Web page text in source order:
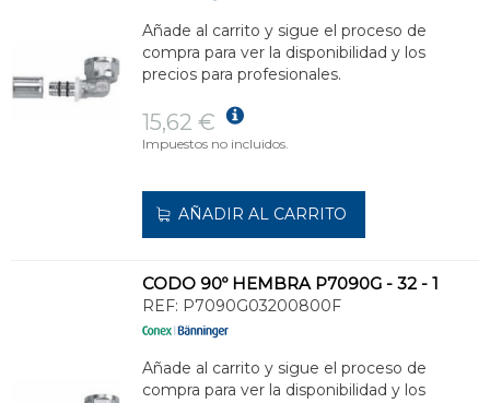
Añade al carrito y sigue el proceso de
compra para ver la disponibilidad y los
precios para profesionales.
15,62 €
Impuestos no incluidos.
AÑADIR AL CARRITO
CODO 90º HEMBRA P7090G - 32 - 1
REF: P7090G03200800F
Añade al carrito y sigue el proceso de
compra para ver la disponibilidad y los